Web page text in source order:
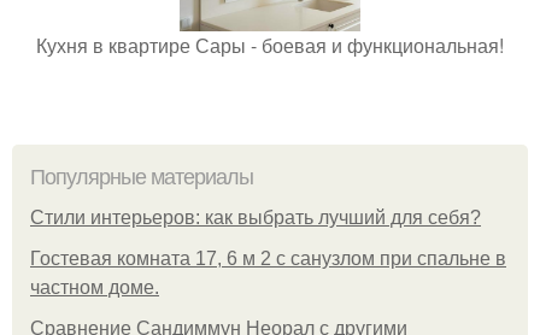
Кухня в квартире Сары - боевая и функциональная!
Популярные материалы
Стили интерьеров: как выбрать лучший для себя?
Гостевая комната 17, 6 м 2 с санузлом при спальне в
частном доме.
Сравнение Сандиммун Неорал с другими